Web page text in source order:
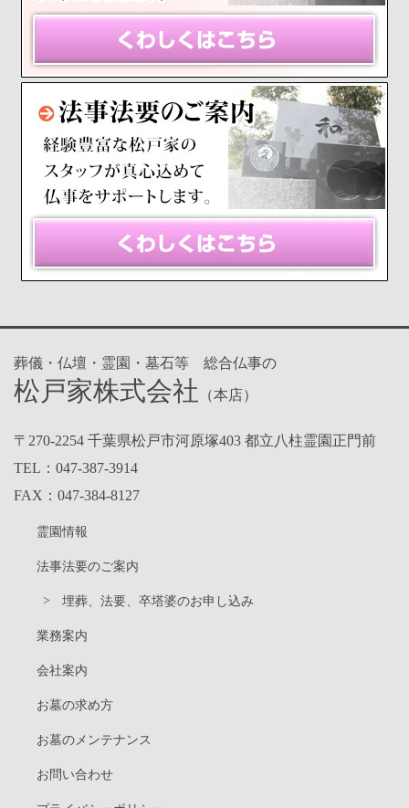
葬儀・仏壇・霊園・墓石等 総合仏事の
松戸家株式会社 （本店）
〒270-2254 千葉県松戸市河原塚403 都立八柱霊園正門前
TEL： 047-387-3914
FAX：047-384-8127
霊園情報
法事法要のご案内
埋葬、法要、卒塔婆のお申し込み
業務案内
会社案内
お墓の求め方
お墓のメンテナンス
お問い合わせ